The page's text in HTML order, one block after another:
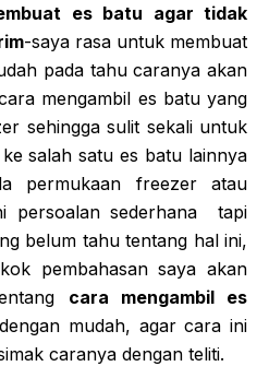
es batu agar tidak
-saya rasa untuk membuat
pada tahu caranya akan
mengambil es batu yang
sehingga sulit sekali untuk
salah satu es batu lainnya
permukaan freezer atau
persoalan sederhana tapi
belum tahu tentang hal ini,
pembahasan saya akan
cara mengambil es
dengan mudah, agar cara ini
caranya dengan teliti.